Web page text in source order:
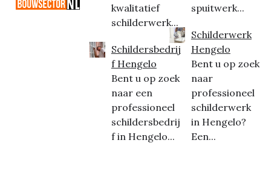
kwalitatief
schilderwerk...
Schildersbedrij
f Hengelo
Bent u op zoek
naar een
professioneel
schildersbedrij
f in Hengelo...
spuitwerk...
Schilderwerk
Hengelo
Bent u op zoek
naar
professioneel
schilderwerk
in Hengelo?
Een...